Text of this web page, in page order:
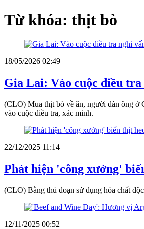
Từ khóa: thịt bò
18/05/2026 02:49
Gia Lai: Vào cuộc điều
(CLO) Mua thịt bò về ăn, người đàn ông ở
vào cuộc điều tra, xác minh.
22/12/2025 11:14
Phát hiện 'công xưởng'
(CLO) Bằng thủ đoạn sử dụng hóa chất
12/11/2025 00:52